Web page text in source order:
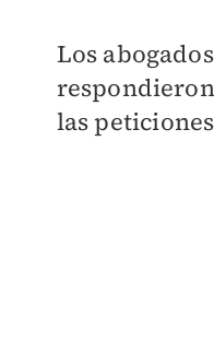
Los
las